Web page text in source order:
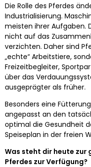
Die Rolle des Pferdes
Industrialisierung.
meisten ihrer Aufgaben.
nicht auf das
verzichten. Daher sind
„echte“ Arbeitstiere,
Freizeitbegleiter,
über das
ausgeprägter als früher.
Besonders eine
angepasst an den
optimal die Gesundheit
Speiseplan in der freien
Was steht dir heute zur
Pferdes zur Verfügung?